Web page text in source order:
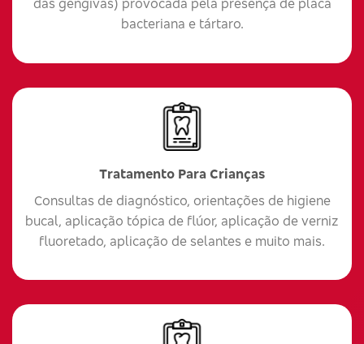
bacteriana e tártaro.
Tratamento Para Crianças
Consultas de diagnóstico, orientações de higiene
bucal, aplicação tópica de flúor, aplicação de verniz
fluoretado, aplicação de selantes e muito mais.